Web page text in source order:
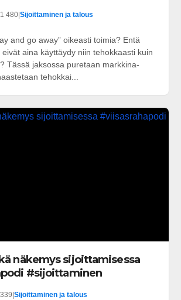
480|Sijoittaminen ja talous
and go away” oikeasti toimia? Entä
aina käyttäydy niin tehokkaasti kuin
Tässä jaksossa puretaan markkina-
tehokkai...
näkemys sijoittamisessa
#sijoittaminen
Sijoittaminen ja talous